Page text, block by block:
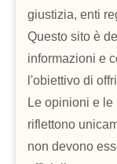
giustizia, enti
Questo sito è
informazioni e
l'obiettivo di
Le opinioni e
riflettono
non devono